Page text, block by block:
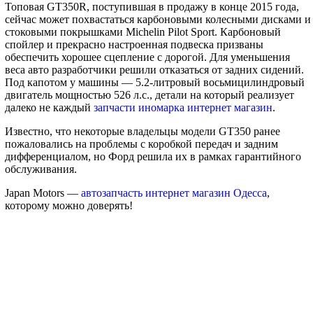
Топовая GT350R, поступившая в продажу в конце 2015 года,
сейчас может похвастаться карбоновыми колесными дисками и
стоковыми покрышками Michelin Pilot Sport. Карбоновый
спойлер и прекрасно настроенная подвеска призваны
обеспечить хорошее сцепление с дорогой. Для уменьшения
веса авто разработчики решили отказаться от задних сидений.
Под капотом у машины — 5.2-литровый восьмицилиндровый
двигатель мощностью 526 л.с., детали на который реализует
далеко не каждый запчасти иномарка интернет магазин.
Известно, что некоторые владельцы модели GT350 ранее
пожаловались на проблемы с коробкой передач и задним
дифференциалом, но Форд решила их в рамках гарантийного
обслуживания.
Japan Motors — автозапчасть интернет магазин Одесса,
которому можно доверять!